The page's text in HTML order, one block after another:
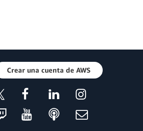
Crear una cuenta de AWS